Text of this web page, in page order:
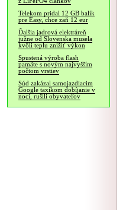
Telekom pridal 12 GB balík
pre Easy, chce zaň 12 eur
Ďalšia jadrová elektráreň
južne od Slovenska musela
kvôli teplu znížiť výkon
Spustená výroba flash
pamäte s novým najvyšším
počtom vrstiev
Súd zakázal samojazdiacim
Google taxíkom dobíjanie v
noci, rušili obyvateľov